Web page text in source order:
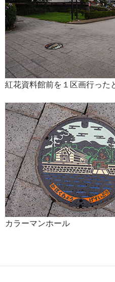
紅花資料館前を１区画行った
カラーマンホール